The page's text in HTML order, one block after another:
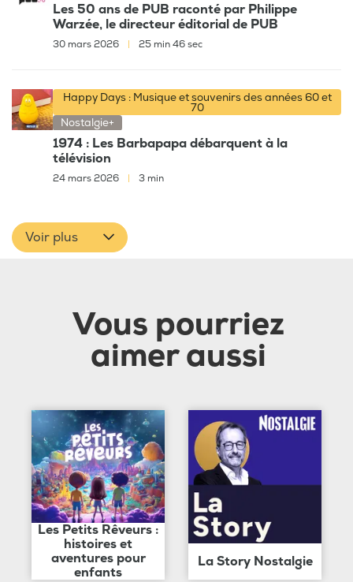
Les 50 ans de PUB raconté par Philippe
Warzée, le directeur éditorial de PUB
30 mars 2026 25 min 46 sec
Happy Days : Musique et souvenirs des années 60 et
70
Nostalgie+
1974 : Les Barbapapa débarquent à la
télévision
24 mars 2026 3 min
Voir plus
Vous pourriez
aimer aussi
Les Petits Rêveurs :
histoires et
aventures pour
enfants
La Story Nostalgie